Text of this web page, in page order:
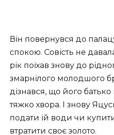
Він повернувся до
спокою. Совість не
рік поїхав знову до
змарнілого молодшого
дізнався, що його
тяжко хвора. І знову
подати їй води чи
втратити своє золото.